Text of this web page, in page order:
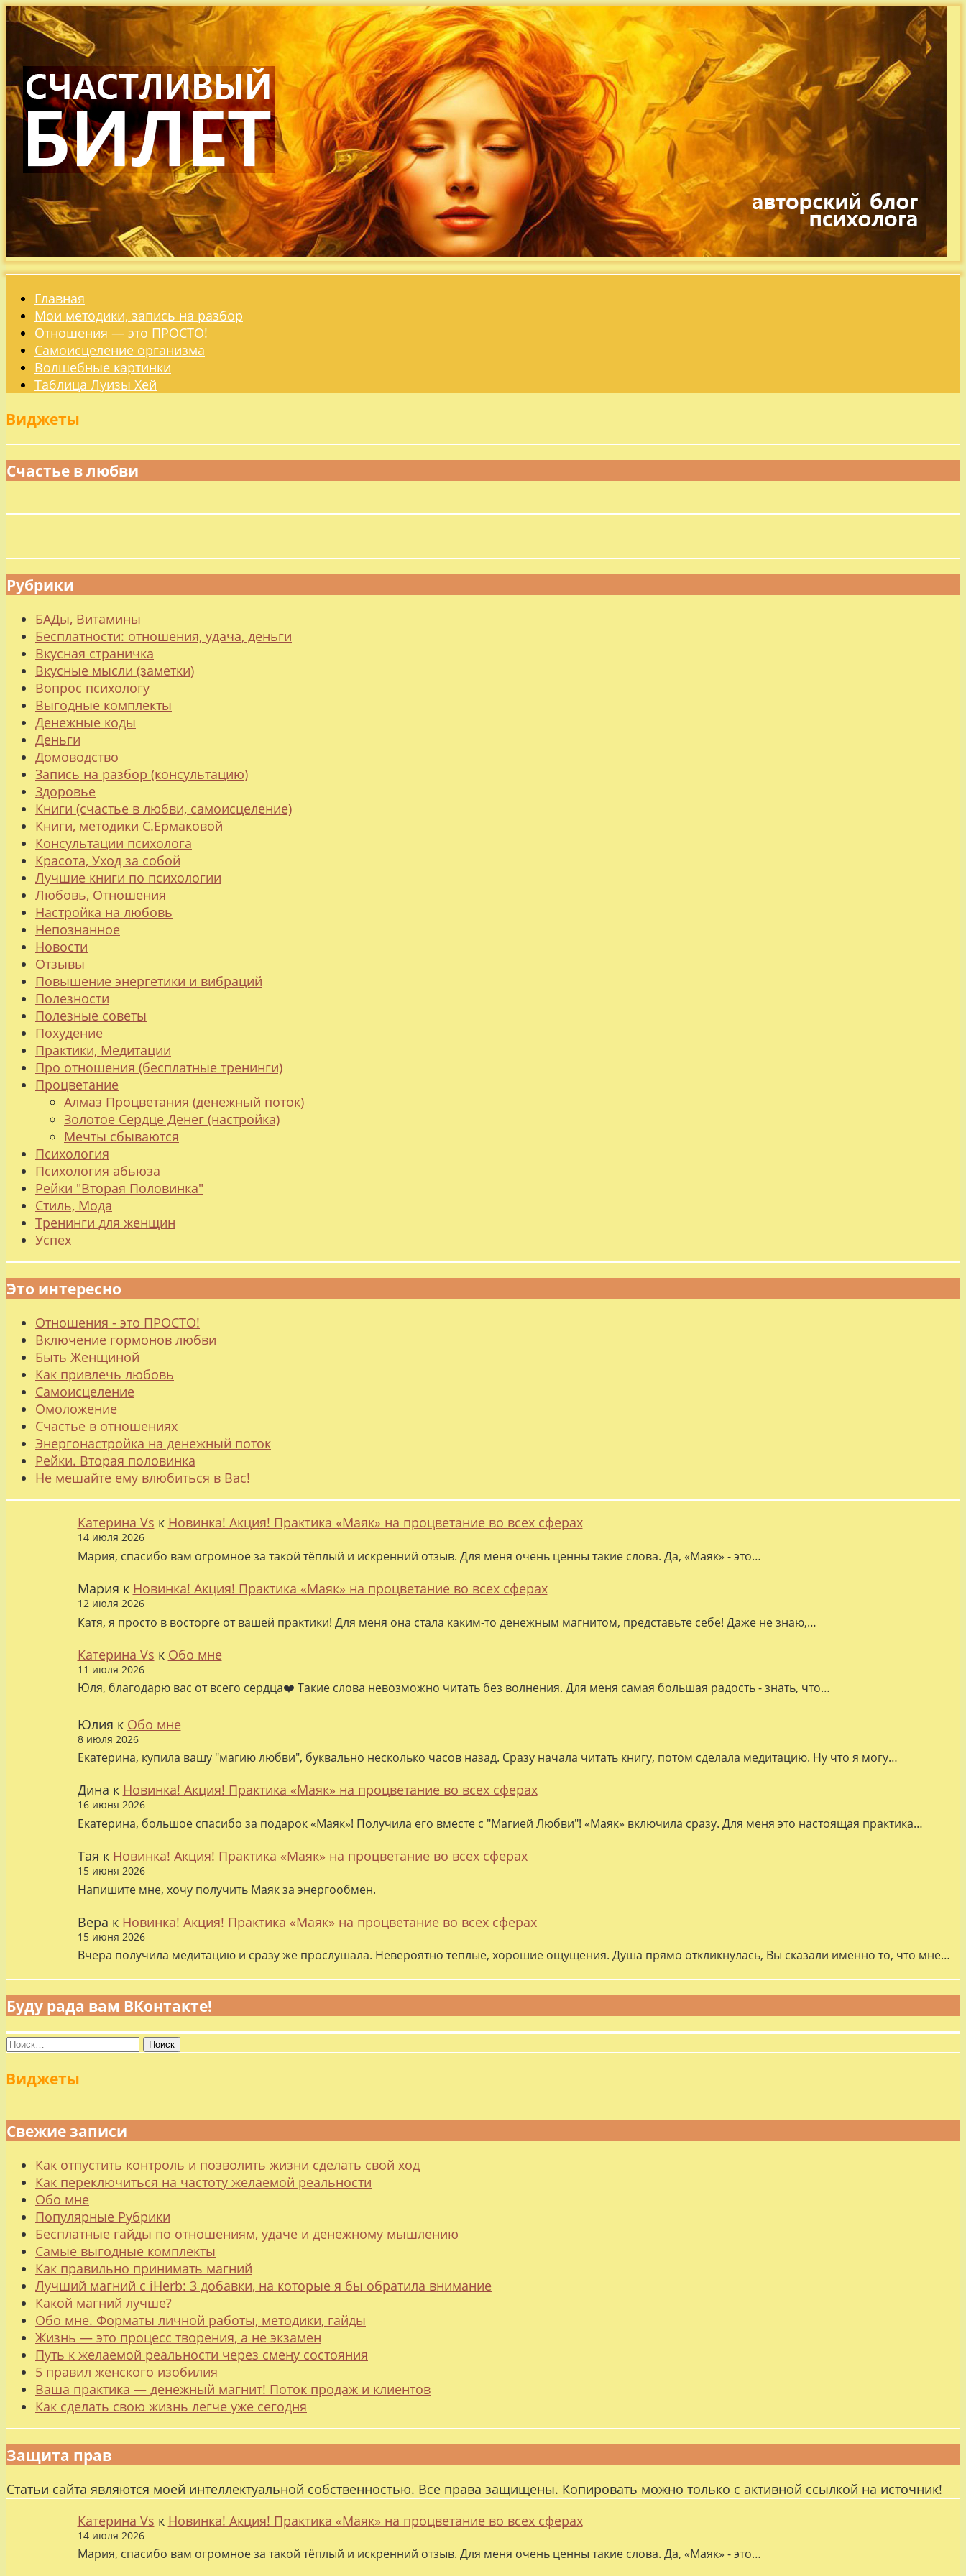
Главная
Мои методики, запись на разбор
Отношения — это ПРОСТО!
Самоисцеление организма
Волшебные картинки
Таблица Луизы Хей
Виджеты
Счастье в любви
Рубрики
БАДы, Витамины
Бесплатности: отношения, удача, деньги
Вкусная страничка
Вкусные мысли (заметки)
Вопрос психологу
Выгодные комплекты
Денежные коды
Деньги
Домоводство
Запись на разбор (консультацию)
Здоровье
Книги (счастье в любви, самоисцеление)
Книги, методики С.Ермаковой
Консультации психолога
Красота, Уход за собой
Лучшие книги по психологии
Любовь, Отношения
Настройка на любовь
Непознанное
Новости
Отзывы
Повышение энергетики и вибраций
Полезности
Полезные советы
Похудение
Практики, Медитации
Про отношения (бесплатные тренинги)
Процветание
Алмаз Процветания (денежный поток)
Золотое Сердце Денег (настройка)
Мечты сбываются
Психология
Психология абьюза
Рейки "Вторая Половинка"
Стиль, Мода
Тренинги для женщин
Успех
Это интересно
Отношения - это ПРОСТО!
Включение гормонов любви
Быть Женщиной
Как привлечь любовь
Самоисцеление
Омоложение
Счастье в отношениях
Энергонастройка на денежный поток
Рейки. Вторая половинка
Не мешайте ему влюбиться в Вас!
Катерина Vs к Новинка! Акция! Практика «Маяк» на процветание во всех сферах
14 июля 2026
Мария, спасибо вам огромное за такой тёплый и искренний отзыв. Для меня очень ценны такие слова. Да, «Маяк» - это…
Мария к Новинка! Акция! Практика «Маяк» на процветание во всех сферах
12 июля 2026
Катя, я просто в восторге от вашей практики! Для меня она стала каким-то денежным магнитом, представьте себе! Даже не знаю,…
Катерина Vs к Обо мне
11 июля 2026
Юля, благодарю вас от всего сердца❤️ Такие слова невозможно читать без волнения. Для меня самая большая радость - знать, что…
Юлия к Обо мне
8 июля 2026
Екатерина, купила вашу "магию любви", буквально несколько часов назад. Сразу начала читать книгу, потом сделала медитацию. Ну что я могу…
Дина к Новинка! Акция! Практика «Маяк» на процветание во всех сферах
16 июня 2026
Екатерина, большое спасибо за подарок «Маяк»! Получила его вместе с "Магией Любви"! «Маяк» включила сразу. Для меня это настоящая практика…
Тая к Новинка! Акция! Практика «Маяк» на процветание во всех сферах
15 июня 2026
Напишите мне, хочу получить Маяк за энергообмен.
Вера к Новинка! Акция! Практика «Маяк» на процветание во всех сферах
15 июня 2026
Вчера получила медитацию и сразу же прослушала. Невероятно теплые, хорошие ощущения. Душа прямо откликнулась, Вы сказали именно то, что мне…
Буду рада вам ВКонтакте!
Найти:
Виджеты
Свежие записи
Как отпустить контроль и позволить жизни сделать свой ход
Как переключиться на частоту желаемой реальности
Обо мне
Популярные Рубрики
Бесплатные гайды по отношениям, удаче и денежному мышлению
Самые выгодные комплекты
Как правильно принимать магний
Лучший магний с iHerb: 3 добавки, на которые я бы обратила внимание
Какой магний лучше?
Обо мне. Форматы личной работы, методики, гайды
Жизнь — это процесс творения, а не экзамен
Путь к желаемой реальности через смену состояния
5 правил женского изобилия
Ваша практика — денежный магнит! Поток продаж и клиентов
Как сделать свою жизнь легче уже сегодня
Защита прав
Статьи сайта являются моей интеллектуальной собственностью. Все права защищены. Копировать можно только с активной ссылкой на источник!
Катерина Vs к Новинка! Акция! Практика «Маяк» на процветание во всех сферах
14 июля 2026
Мария, спасибо вам огромное за такой тёплый и искренний отзыв. Для меня очень ценны такие слова. Да, «Маяк» - это…